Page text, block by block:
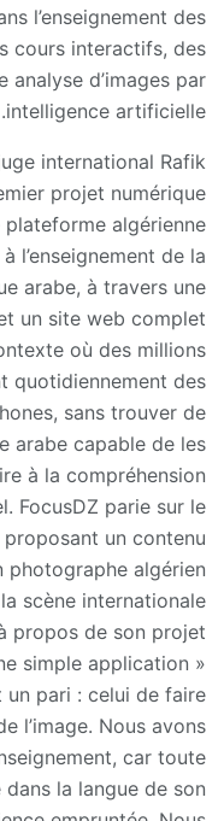
l’enseignement des
cours interactifs, des
d’images par
intelligence artificielle.
international Rafik
projet numérique
plateforme algérienne
l’enseignement de la
arabe, à travers une
un site web complet.
où des millions
quotidiennement des
sans trouver de
arabe capable de les
à la compréhension
FocusDZ parie sur le
un contenu
photographe algérien
scène internationale.
propos de son projet :
simple application
un pari : celui de faire
l’image. Nous avons
car toute
dans la langue de son